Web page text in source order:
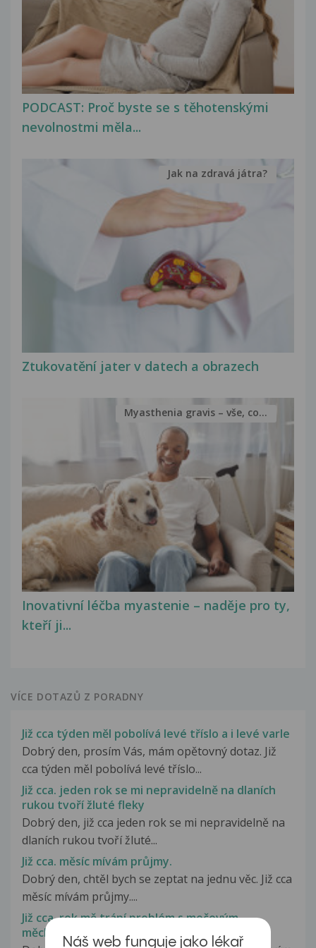
PODCAST: Proč byste se s těhotenskými
nevolnostmi měla...
Ztukovatění jater v datech a obrazech
Jak na zdravá játra?
Inovativní léčba myastenie – naděje pro ty,
kteří ji...
Myasthenia gravis – vše, co...
VÍCE DOTAZŮ Z PORADNY
Již cca týden měl pobolívá levé tříslo a i levé varle
Dobrý den, prosím Vás, mám opětovný dotaz. Již
cca týden měl pobolívá levé tříslo...
Již cca. jeden rok se mi nepravidelně na dlaních
rukou tvoří žluté fleky
Dobrý den, již cca jeden rok se mi nepravidelně na
dlaních rukou tvoří žluté...
Již cca. měsíc mívám průjmy.
Dobrý den, chtěl bych se zeptat na jednu věc. Již cca
měsíc mívám průjmy....
Již cca. rok mě trápí problém s močovým
měchýřem
Náš web funguje jako lékař